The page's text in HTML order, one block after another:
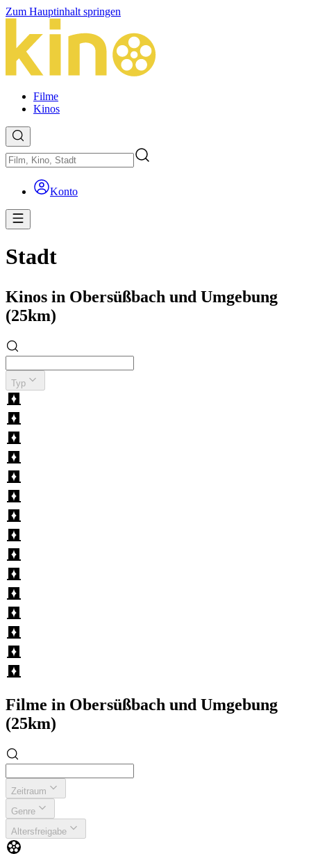
Zum Hauptinhalt springen
Filme
Kinos
Konto
Stadt
Kinos in Obersüßbach und Umgebung
(25km)
Typ
Filme in Obersüßbach und Umgebung
(25km)
Zeitraum
Genre
Altersfreigabe